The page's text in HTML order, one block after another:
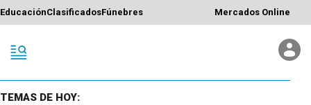
EducaciónClasificadosFúnebres Mercados Online
TEMAS DE HOY: